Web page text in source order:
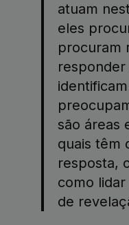
atuam
eles
procuram
responder
são áreas
quais têm
resposta,
como
de